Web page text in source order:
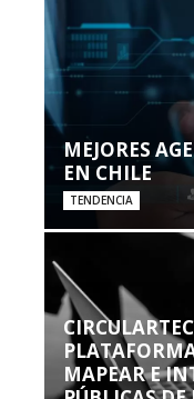
MEJORES
EN CHILE
TENDENCIA
MAPEAR E